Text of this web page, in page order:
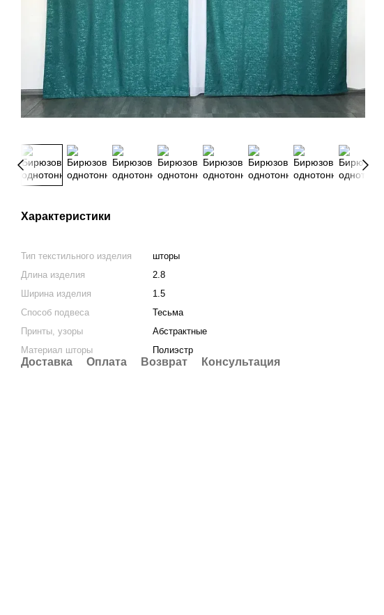
Характеристики
Тип текстильного изделия
шторы
Длина изделия
2.8
Ширина изделия
1.5
Способ подвеса
Тесьма
Принты, узоры
Абстрактные
Материал шторы
Полиэстр
Доставка Оплата Возврат Консультация